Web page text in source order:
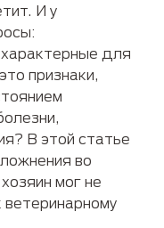
И у
для
признаки,
В этой статье
во
мог не
ветеринарному